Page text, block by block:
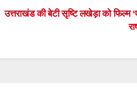
उत्तराखंड की बेटी सृष्टि लखेड़ा को फिल्म